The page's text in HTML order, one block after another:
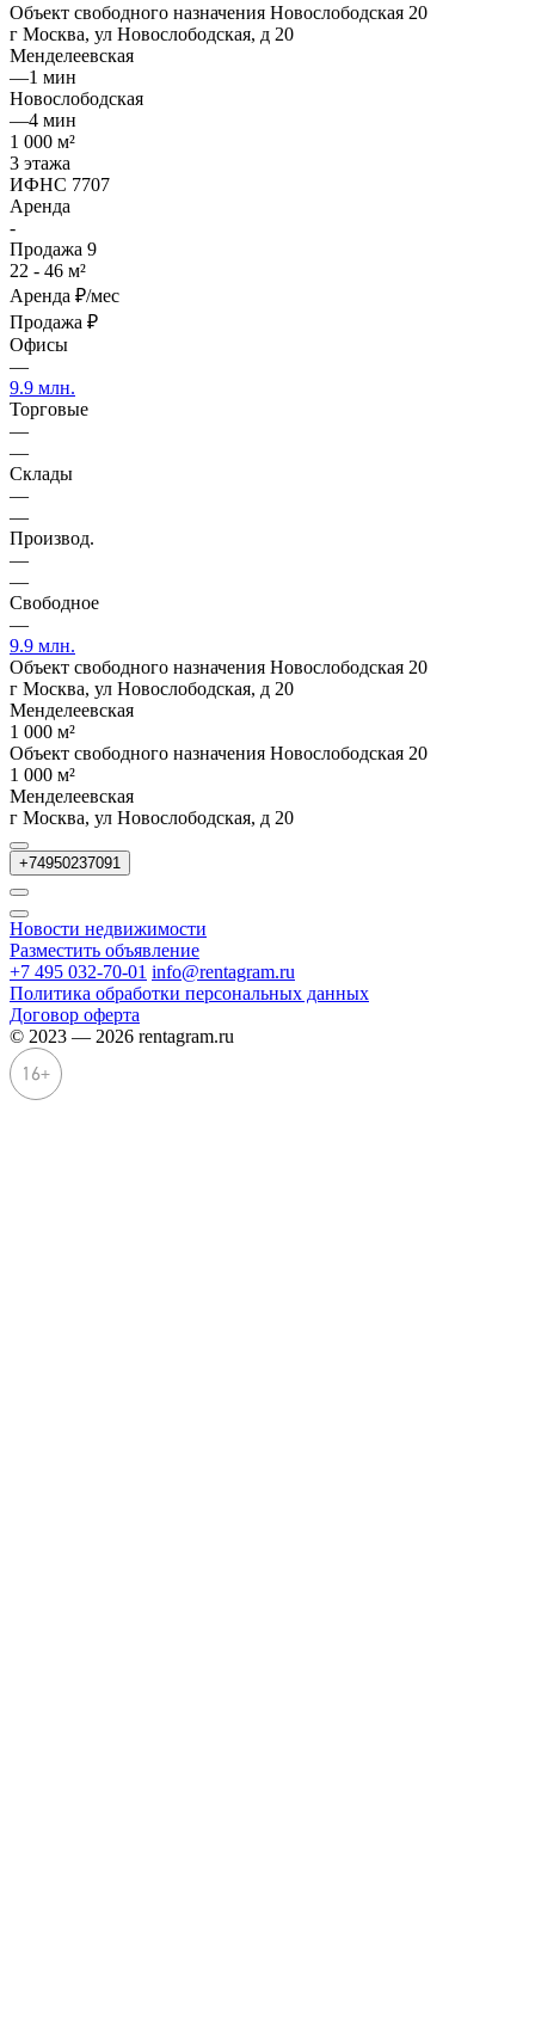
Объект свободного назначения Новослободская 20
г Москва, ул Новослободская, д 20
Менделеевская
—1 мин
Новослободская
—4 мин
1 000 м²
3 этажа
ИФНС 7707
Аренда
-
Продажа 9
22 - 46 м²
Аренда ₽/мес
Продажа ₽
Офисы
—
9.9 млн.
Торговые
—
—
Склады
—
—
Производ.
—
—
Свободное
—
9.9 млн.
Объект свободного назначения Новослободская 20
г Москва, ул Новослободская, д 20
Менделеевская
1 000 м²
Объект свободного назначения Новослободская 20
1 000 м²
Менделеевская
г Москва, ул Новослободская, д 20
+74950237091
Новости недвижимости
Разместить объявление
+7 495 032-70-01 info@rentagram.ru
Политика обработки персональных данных
Договор оферта
© 2023 — 2026 rentagram.ru